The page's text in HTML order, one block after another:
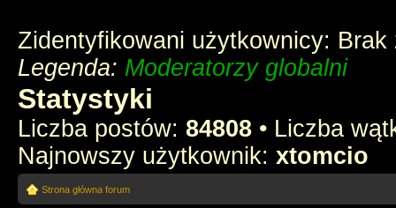
Zidentyfikowani użytkownicy:
Legenda: Moderatorzy globalni
Statystyki
Liczba postów: 84808 • Liczba
Najnowszy użytkownik: xtomcio
Strona główna forum